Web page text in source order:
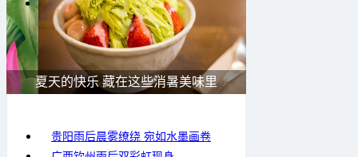
夏天的快乐 藏在这些消暑美味里
贵阳雨后晨雾缭绕 宛如水墨画卷